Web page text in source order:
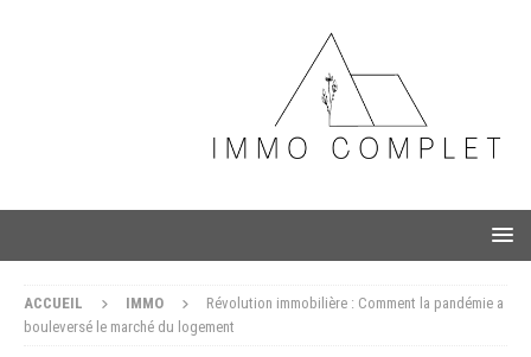
ACCUEIL IMMO
Révolution immobilière : Comment la pandémie a
bouleversé le marché du logement